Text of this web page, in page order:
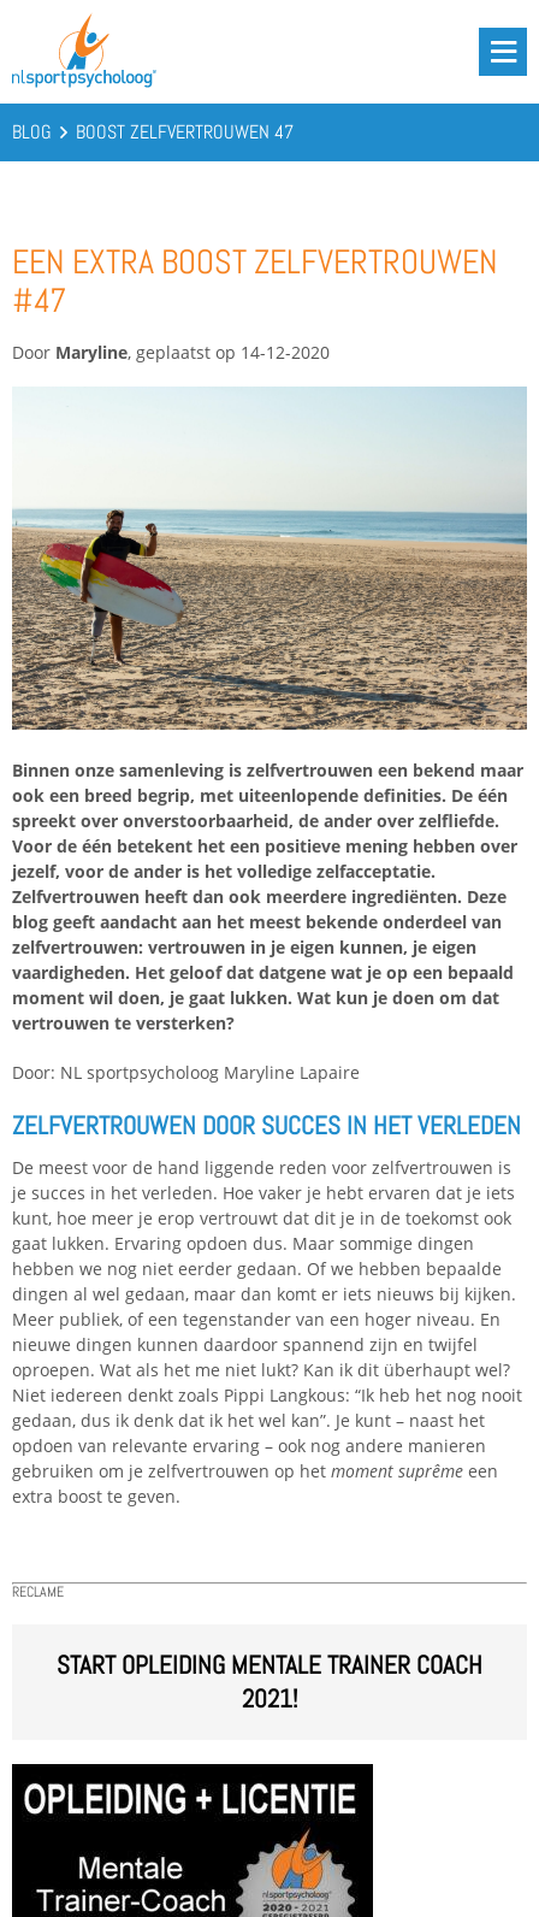
OVER ONS
KENNIS
BLOG BOOST ZELFVERTROUWEN 47
EEN EXTRA BOOST ZELFVERTROUWEN
#47
Door Maryline, geplaatst op 14-12-2020
Binnen onze samenleving is zelfvertrouwen een bekend maar
ook een breed begrip, met uiteenlopende definities. De één
spreekt over onverstoorbaarheid, de ander over zelfliefde.
Voor de één betekent het een positieve mening hebben over
jezelf, voor de ander is het volledige zelfacceptatie.
Zelfvertrouwen heeft dan ook meerdere ingrediënten. Deze
blog geeft aandacht aan het meest bekende onderdeel van
zelfvertrouwen: vertrouwen in je eigen kunnen, je eigen
vaardigheden. Het geloof dat datgene wat je op een bepaald
moment wil doen, je gaat lukken. Wat kun je doen om dat
vertrouwen te versterken?
Door: NL sportpsycholoog Maryline Lapaire
ZELFVERTROUWEN DOOR SUCCES IN HET VERLEDEN
De meest voor de hand liggende reden voor zelfvertrouwen is
je succes in het verleden. Hoe vaker je hebt ervaren dat je iets
kunt, hoe meer je erop vertrouwt dat dit je in de toekomst ook
gaat lukken. Ervaring opdoen dus. Maar sommige dingen
hebben we nog niet eerder gedaan. Of we hebben bepaalde
dingen al wel gedaan, maar dan komt er iets nieuws bij kijken.
Meer publiek, of een tegenstander van een hoger niveau. En
nieuwe dingen kunnen daardoor spannend zijn en twijfel
oproepen. Wat als het me niet lukt? Kan ik dit überhaupt wel?
Niet iedereen denkt zoals Pippi Langkous: “Ik heb het nog nooit
gedaan, dus ik denk dat ik het wel kan”. Je kunt – naast het
opdoen van relevante ervaring – ook nog andere manieren
gebruiken om je zelfvertrouwen op het moment suprême een
extra boost te geven.
RECLAME
START OPLEIDING MENTALE TRAINER COACH
2021!